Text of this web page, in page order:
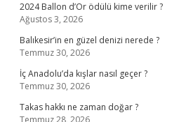
2024 Ballon d’Or ödülü kime verilir ?
Ağustos 3, 2026
Balıkesir’in en güzel denizi nerede ?
Temmuz 30, 2026
İç Anadolu’da kışlar nasıl geçer ?
Temmuz 30, 2026
Takas hakkı ne zaman doğar ?
Temmuz 28, 2026